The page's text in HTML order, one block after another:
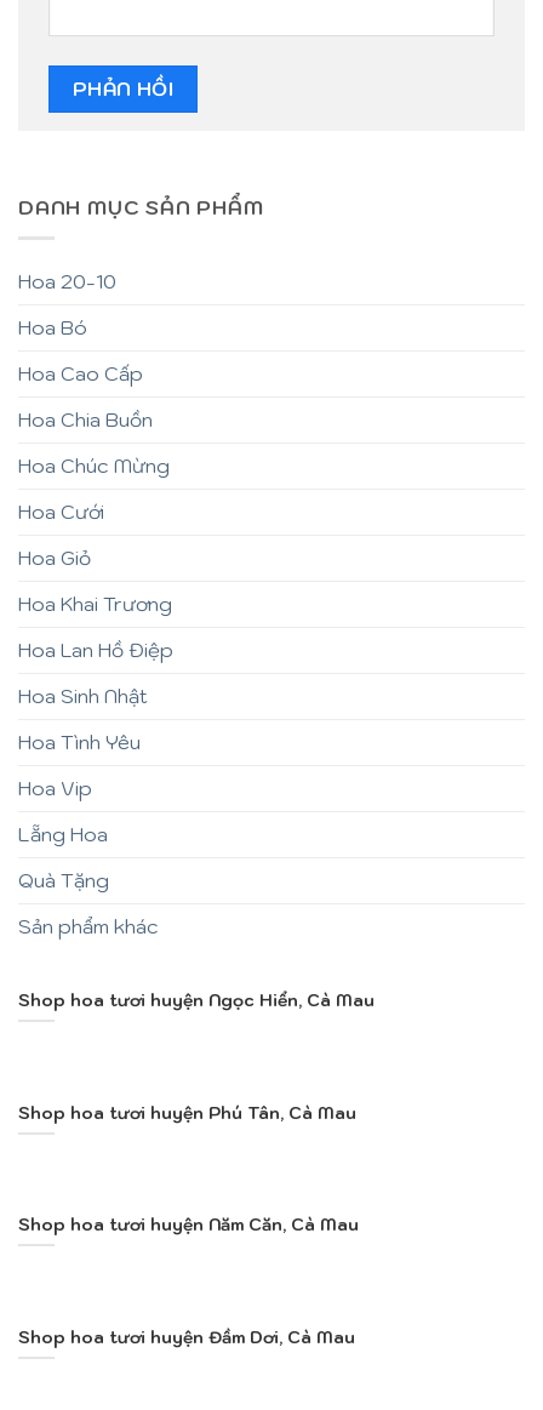
DANH MỤC SẢN PHẨM
Hoa 20-10
Hoa Bó
Hoa Cao Cấp
Hoa Chia Buồn
Hoa Chúc Mừng
Hoa Cưới
Hoa Giỏ
Hoa Khai Trương
Hoa Lan Hồ Điệp
Hoa Sinh Nhật
Hoa Tình Yêu
Hoa Vip
Lẵng Hoa
Quà Tặng
Sản phẩm khác
Shop hoa tươi huyện Ngọc Hiển, Cà Mau
Shop hoa tươi huyện Phú Tân, Cà Mau
Shop hoa tươi huyện Năm Căn, Cà Mau
Shop hoa tươi huyện Đầm Dơi, Cà Mau